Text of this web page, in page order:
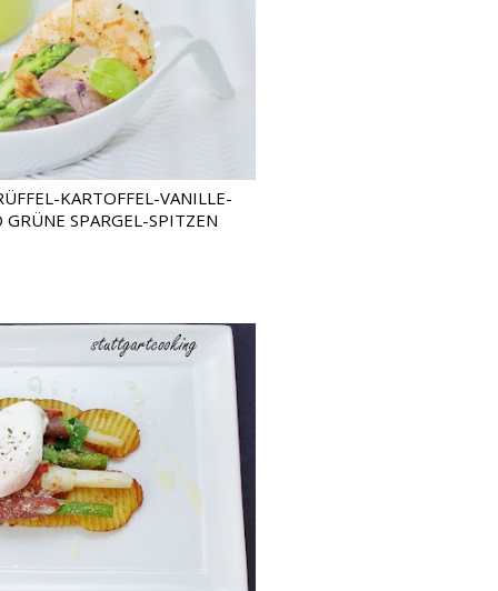
KARTOFFEL-VANILLE-
SPARGEL-SPITZEN